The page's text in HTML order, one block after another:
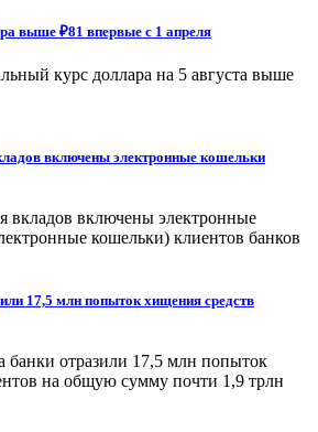
выше ₽81 впервые с 1 апреля
курс доллара на 5 августа выше
включены электронные кошельки
вкладов включены электронные
кошельки) клиентов банков
17,5 млн попыток хищения средств
банки отразили 17,5 млн попыток
на общую сумму почти 1,9 трлн